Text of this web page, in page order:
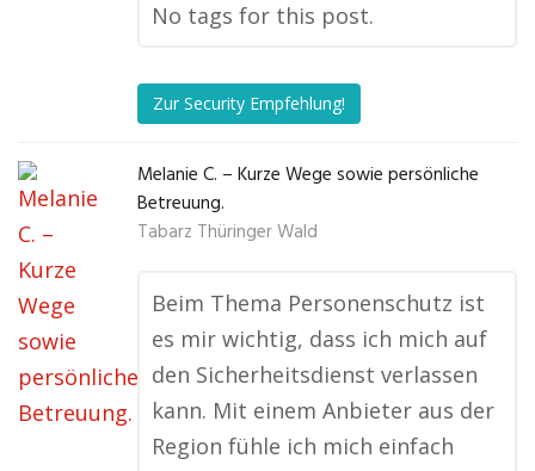
No tags for this post.
Zur Security Empfehlung!
Melanie C. – Kurze Wege sowie persönliche
Betreuung.
Tabarz Thüringer Wald
Beim Thema Personenschutz ist
es mir wichtig, dass ich mich auf
den Sicherheitsdienst verlassen
kann. Mit einem Anbieter aus der
Region fühle ich mich einfach